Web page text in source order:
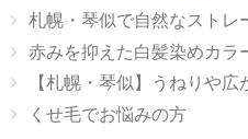
札幌・琴似で自然なストレ
赤みを抑えた白髪染めカラ
【札幌・琴似】うねりや
くせ毛でお悩みの方